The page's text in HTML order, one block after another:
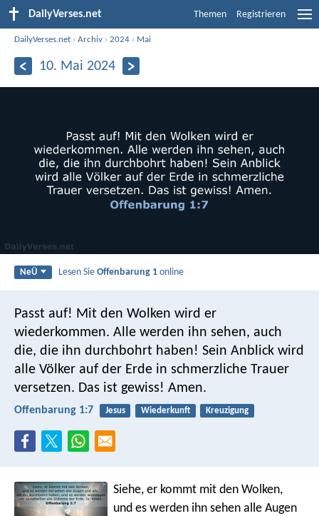
DailyVerses.net Themen Registrieren
DailyVerses.net ›Archiv ›2024 › Mai
10. Mai 2024
NeÜ Lesen SieOffenbarung 1 online
Passt auf! Mit den Wolken wird er
wiederkommen. Alle werden ihn sehen, auch
die, die ihn durchbohrt haben! Sein Anblick wird
alle Völker auf der Erde in schmerzliche Trauer
versetzen. Das ist gewiss! Amen.
Offenbarung 1:7 Jesus Wiederkunft Kreuzigung
Siehe, er kommt mit den Wolken,
und es werden ihn sehen alle Augen